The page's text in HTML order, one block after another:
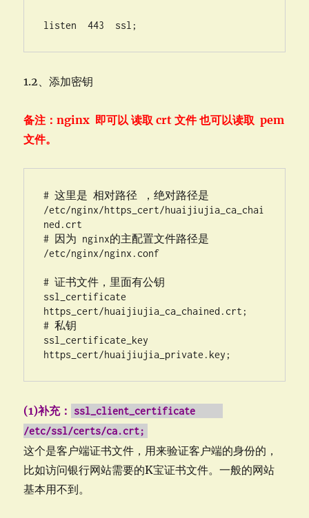
1.2、添加密钥
备注：nginx 即可以 读取 crt文件 也可以读取 pem
文件。
# 这里是 相对路径 ，绝对路径是
/etc/nginx/https_cert/huaijiujia_ca_chai
ned.crt
# 因为 nginx的主配置文件路径是
/etc/nginx/nginx.conf
# 证书文件，里面有公钥
ssl_certificate
https_cert/huaijiujia_ca_chained.crt;
# 私钥
ssl_certificate_key
https_cert/huaijiujia_private.key;
(1)补充：
ssl_client_certificate
/etc/ssl/certs/ca.crt;
这个是客户端证书文件，用来验证客户端的身份的，
比如访问银行网站需要的K宝证书文件。一般的网站
基本用不到。